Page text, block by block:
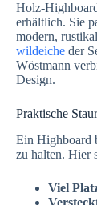
Holz-
erhältlich. Sie
modern,
wildeiche der
Wöstmann
Design.
Praktische
Ein Highboard
zu halten. Hier
Viel